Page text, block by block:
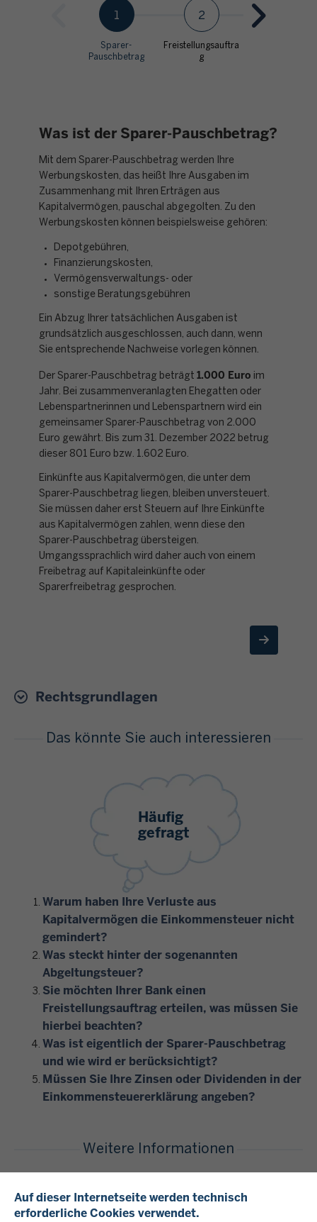
Auf dieser Internetseite werden technisch
erforderliche Cookies verwendet.
1
Sparer-
Pauschbetrag
2
Freistellungsauftra
g
Was ist der Sparer-Pauschbetrag?
Mit dem Sparer-Pauschbetrag werden Ihre
Werbungskosten, das heißt Ihre Ausgaben im
Zusammenhang mit Ihren Erträgen aus
Kapitalvermögen, pauschal abgegolten. Zu den
Werbungskosten können beispielsweise gehören:
Depotgebühren,
Finanzierungskosten,
Vermögensverwaltungs- oder
sonstige Beratungsgebühren
Ein Abzug Ihrer tatsächlichen Ausgaben ist
grundsätzlich ausgeschlossen, auch dann, wenn
Sie entsprechende Nachweise vorlegen können.
Der Sparer-Pauschbetrag beträgt 1.000 Euro im
Jahr. Bei zusammenveranlagten Ehegatten oder
Lebenspartnerinnen und Lebenspartnern wird ein
gemeinsamer Sparer-Pauschbetrag von 2.000
Euro gewährt. Bis zum 31. Dezember 2022 betrug
dieser 801 Euro bzw. 1.602 Euro.
Einkünfte aus Kapitalvermögen, die unter dem
Sparer-Pauschbetrag liegen, bleiben unversteuert.
Sie müssen daher erst Steuern auf Ihre Einkünfte
aus Kapitalvermögen zahlen, wenn diese den
Sparer-Pauschbetrag übersteigen.
Umgangssprachlich wird daher auch von einem
Freibetrag auf Kapitaleinkünfte oder
Sparerfreibetrag gesprochen.
Rechtsgrundlagen
Das könnte Sie auch interessieren
Häufig
gefragt
Warum haben Ihre Verluste aus
Kapitalvermögen die Einkommensteuer nicht
gemindert?
Was steckt hinter der sogenannten
Abgeltungsteuer?
Sie möchten Ihrer Bank einen
Freistellungsauftrag erteilen, was müssen Sie
hierbei beachten?
Was ist eigentlich der Sparer-Pauschbetrag
und wie wird er berücksichtigt?
Müssen Sie Ihre Zinsen oder Dividenden in der
Einkommensteuererklärung angeben?
Weitere Informationen